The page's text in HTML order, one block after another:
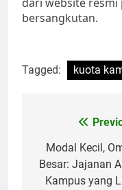
bersangkutan.
Tagged: kuota
Modal Kecil,
Besar: Jajanan
Kampus yang